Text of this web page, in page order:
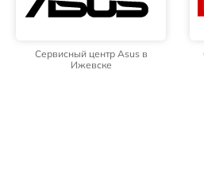
Сервисный центр Asus в
Ижевске